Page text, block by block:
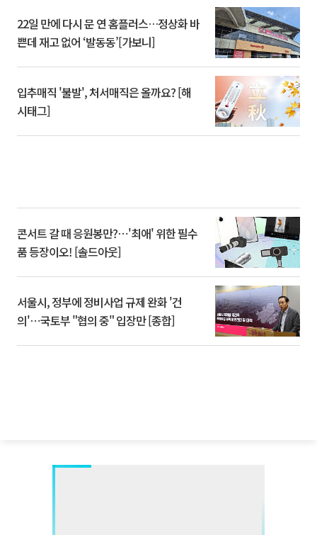
22일 만에 다시 문 연 홈플러스…정상화 바
쁜데 재고 없어 ‘발동동’[가보니]
입추매직 '불발', 처서매직은 올까요? [해
시태그]
콘서트 갈 때 응원봉만?⋯'최애' 위한 필수
품 등장이오! [솔드아웃]
서울시, 정부에 정비사업 규제 완화 '건
의'⋯국토부 "협의 중" 입장만 [종합]